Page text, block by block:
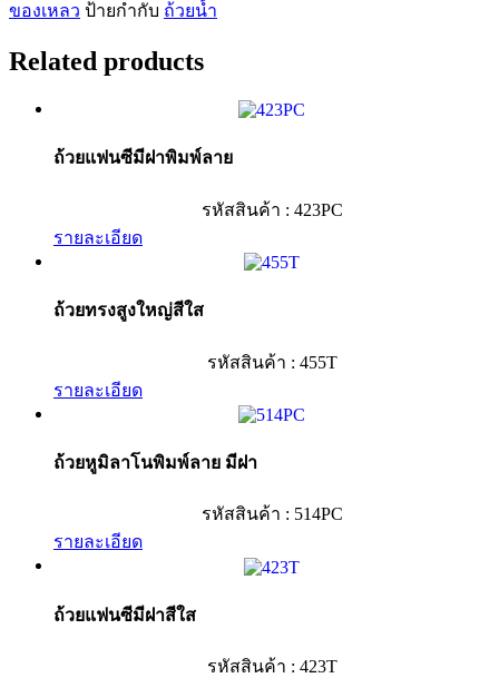
ของเหลว ป้ายกำกับ ถ้วยน้ำ
Related products
ถ้วยแฟนซีมีฝาพิมพ์ลาย
รหัสสินค้า : 423PC
รายละเอียด
ถ้วยทรงสูงใหญ่สีใส
รหัสสินค้า : 455T
รายละเอียด
ถ้วยหูมิลาโนพิมพ์ลาย มีฝา
รหัสสินค้า : 514PC
รายละเอียด
ถ้วยแฟนซีมีฝาสีใส
รหัสสินค้า : 423T